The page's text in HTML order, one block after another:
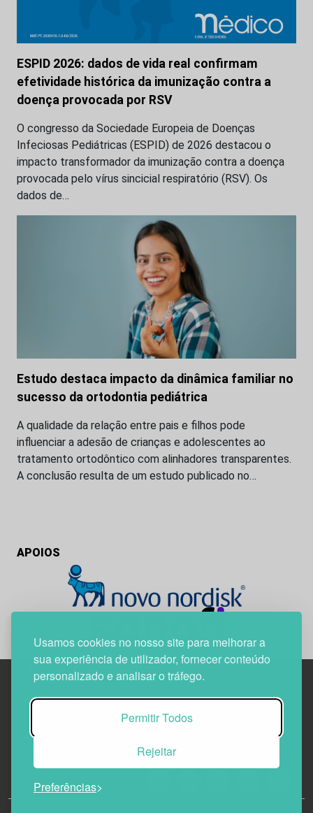
Usamos cookies no nosso site para melhorar a
sua experiência de utilizador, fornecer conteúdo
personalizado e analisar o tráfego.
Permitir Todos
Rejeitar
Preferências
ESPID 2026: dados de vida real confirmam
efetividade histórica da imunização contra a
doença provocada por RSV
O congresso da Sociedade Europeia de Doenças
Infeciosas Pediátricas (ESPID) de 2026 destacou o
impacto transformador da imunização contra a doença
provocada pelo vírus sincicial respiratório (RSV). Os
dados de…
Estudo destaca impacto da dinâmica familiar no
sucesso da ortodontia pediátrica
A qualidade da relação entre pais e filhos pode
influenciar a adesão de crianças e adolescentes ao
tratamento ortodôntico com alinhadores transparentes.
A conclusão resulta de um estudo publicado no…
APOIOS
Edif. Lisboa Oriente | Av. Infante D. Henrique, n.º 333H, esc.
1800-282 Lisboa | Portugal